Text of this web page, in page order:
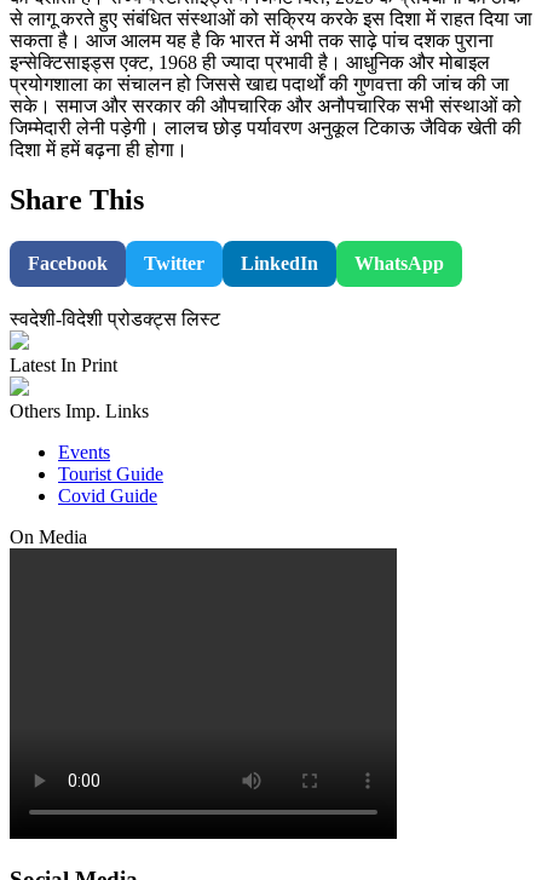
से लागू करते हुए संबंधित संस्थाओं को सक्रिय करके इस दिशा में राहत दिया जा
सकता है। आज आलम यह है कि भारत में अभी तक साढ़े पांच दशक पुराना
इन्सेक्टिसाइड्स एक्ट, 1968 ही ज्यादा प्रभावी है। आधुनिक और मोबाइल
प्रयोगशाला का संचालन हो जिससे खाद्य पदार्थों की गुणवत्ता की जांच की जा
सके। समाज और सरकार की औपचारिक और अनौपचारिक सभी संस्थाओं को
जिम्मेदारी लेनी पड़ेगी। लालच छोड़ पर्यावरण अनुकूल टिकाऊ जैविक खेती की
दिशा में हमें बढ़ना ही होगा।
Share This
Facebook Twitter LinkedIn WhatsApp
स्वदेशी-विदेशी प्रोडक्ट्स लिस्ट
Latest In Print
Others Imp. Links
Events
Tourist Guide
Covid Guide
On Media